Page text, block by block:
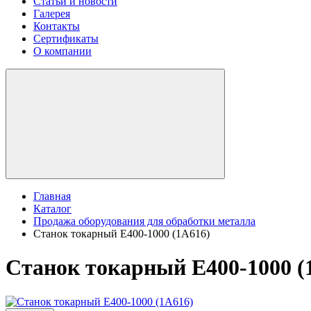
Галерея
Контакты
Сертификаты
О компании
Главная
Каталог
Продажа оборудования для обработки металла
Станок токарный E400-1000 (1A616)
Станок токарный E400-1000